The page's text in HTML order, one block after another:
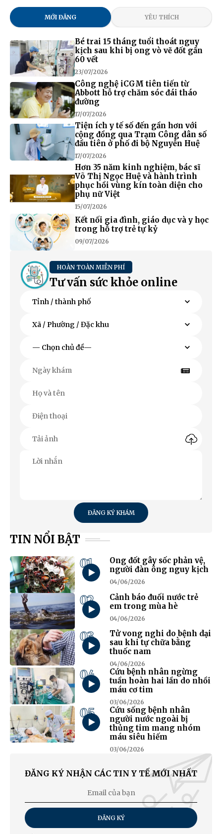
MỚI ĐĂNG YÊU THÍCH
Bé trai 15 tháng tuổi thoát nguy
kịch sau khi bị ong vò vẽ đốt gần
60 vết
23/07/2026
Công nghệ iCGM tiên tiến từ
Abbott hỗ trợ chăm sóc đái tháo
đường
17/07/2026
Tiện ích y tế số đến gần hơn với
cộng đồng qua Trạm Công dân số
đầu tiên ở phố đi bộ Nguyễn Huệ
17/07/2026
Hơn 35 năm kinh nghiệm, bác sĩ
Võ Thị Ngọc Huệ và hành trình
phục hồi vùng kín toàn diện cho
phụ nữ Việt
15/07/2026
Kết nối gia đình, giáo dục và y học
trong hỗ trợ trẻ tự kỷ
09/07/2026
HOÀN TOÀN MIỄN PHÍ
Tư vấn sức khỏe online
ĐĂNG KÝ KHÁM
TIN NỔI BẬT
01
Ong đốt gây sốc phản vệ,
người đàn ông nguy kịch
04/06/2026
02
Cảnh báo đuối nước trẻ
em trong mùa hè
04/06/2026
03
Tử vong nghi do bệnh dại
sau khi tự chữa bằng
thuốc nam
04/06/2026
04
Cứu bệnh nhân ngừng
tuần hoàn hai lần do nhồi
máu cơ tim
03/06/2026
05
Cứu sống bệnh nhân
người nước ngoài bị
thủng tim mang nhóm
máu siêu hiếm
03/06/2026
ĐĂNG KÝ NHẬN CÁC TIN Y TẾ MỚI NHẤT
ĐĂNG KÝ